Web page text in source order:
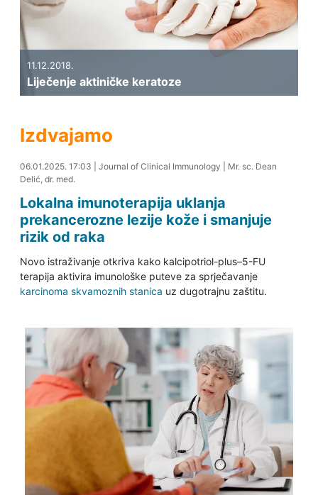
11.12.2018.
Liječenje aktiničke keratoze
Izdvajamo
06.01.2025. 17:19
06.01.2025. 17:03 Journal of Clinical Immunology
Mr. sc. Dean
Delić, dr. med.
Lokalna imunoterapija uklanja
prekancerozne lezije kože i smanjuje
rizik od raka
Novo istraživanje otkriva kako kalcipotriol-plus–5-FU
terapija aktivira imunološke puteve za sprječavanje
karcinoma skvamoznih stanica uz dugotrajnu zaštitu.